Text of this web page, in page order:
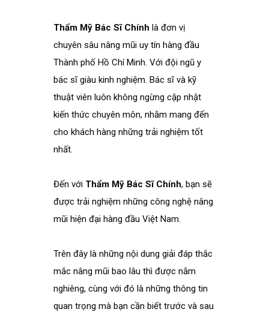
Thẩm Mỹ Bác Sĩ Chính là đơn vị
chuyên sâu nâng mũi uy tín hàng đầu
Thành phố Hồ Chí Minh. Với đội ngũ y
bác sĩ giàu kinh nghiệm. Bác sĩ và kỹ
thuật viên luôn không ngừng cập nhật
kiến thức chuyên môn, nhằm mang đến
cho khách hàng những trải nghiệm tốt
nhất.
Đến với Thẩm Mỹ Bác Sĩ Chính, bạn sẽ
được trải nghiệm những công nghệ nâng
mũi hiện đại hàng đầu Việt Nam.
Trên đây là những nội dung giải đáp thắc
mắc nâng mũi bao lâu thì được nằm
nghiêng, cùng với đó là những thông tin
quan trọng mà bạn cần biết trước và sau